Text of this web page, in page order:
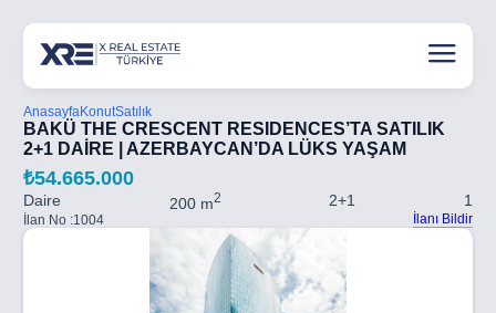
AnasayfaKonutSatılık
BAKÜ THE CRESCENT RESIDENCES’TA SATILIK
2+1 DAİRE | AZERBAYCAN’DA LÜKS YAŞAM
₺54.665.000
Daire 200 m2 2+1 1
İlan No :1004 İlanı Bildir